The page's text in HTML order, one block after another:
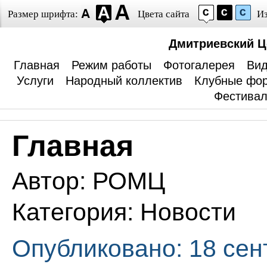
Размер шрифта: Цвета сайта
Дмитриевский
Главная
Режим работы Фотогалерея
Услуги
Народный коллектив
Клубные
Главная
Автор: РОМЦ
Категория: Новости
Опубликовано: 18